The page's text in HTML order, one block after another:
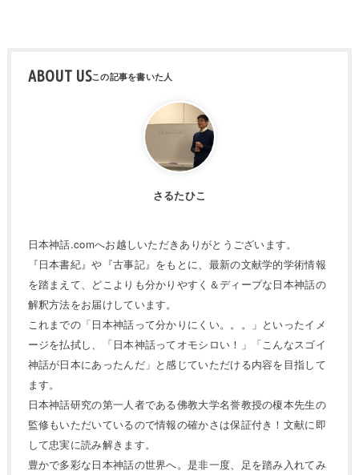
ABOUT US
さるたひこ
日本神話.comへお越しいただきありがとうございます。
『日本書紀』や『古事記』をもとに、最新の文献学的学術情報
を踏まえて、どこよりも分かりやすく＆ディープな日本神話の
解釈方法をお届けしています。
これまでの「日本神話って分かりにくい。。。」といったイメ
ージを払拭し、「日本神話ってオモシロい！」「こんなスゴイ
神話が日本にあったんだ」と感じていただける内容を目指して
ます。
日本神話研究の第一人者である佛教大学名誉教授の榎本先生の
監修もいただいているので情報の確かさは保証付き！文献に即
して忠実に読み解きます。
豊かで多彩な日本神話の世界へ。是非一度、足を踏み入れてみ